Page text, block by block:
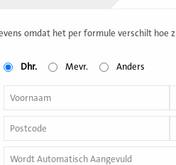
omdat het per formule verschilt
Dhr. Mevr. Anders